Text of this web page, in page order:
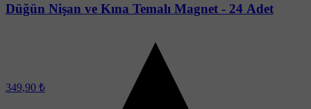
Düğün Nişan ve Kına Temalı Magnet - 24 Adet
349,90 ₺